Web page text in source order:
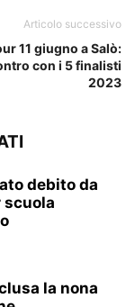
Articolo successivo
11 giugno a Salò:
con i 5 finalisti
2023
debito da
scuola
la nona